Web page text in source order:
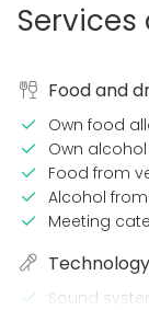
Food and
Own food
Own
Food from
Alcohol
Meeting
Technology
Sound